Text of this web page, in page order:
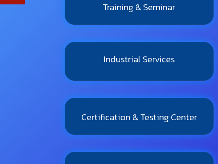
Training & Seminar
Industrial Services
Certification & Testing Center